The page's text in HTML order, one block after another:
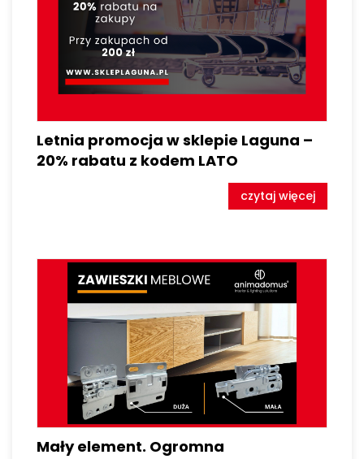
Letnia promocja w sklepie Laguna –
20% rabatu z kodem LATO
czytaj więcej
Mały element. Ogromna